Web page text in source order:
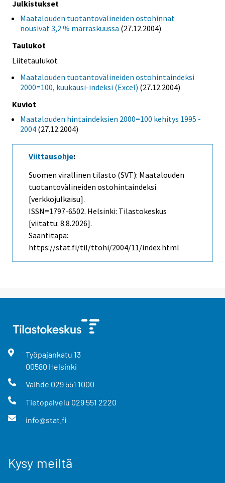
Julkistukset
Maatalouden tuotantovälineiden ostohinnat
nousivat 3,2 % marraskuussa (27.12.2004)
Taulukot
Liitetaulukot
Maatalouden tuotantovälineiden ostohintaindeksi
2000=100, kuukausi-indeksi (Excel) (27.12.2004)
Kuviot
Maatalouden hintaindeksien 2000=100 kehitys 1995 -
2004 (27.12.2004)
Viittausohje:
Suomen virallinen tilasto (SVT): Maatalouden
tuotantovälineiden ostohintaindeksi
[verkkojulkaisu].
ISSN=1797-6502. Helsinki: Tilastokeskus
[viitattu: 8.8.2026].
Saantitapa:
https://stat.fi/til/ttohi/2004/11/index.html
Työpajankatu 13
00580 Helsinki
Vaihde 029 551 1000
Tietopalvelu 029 551 2220
info@stat.fi
Kysy meiltä